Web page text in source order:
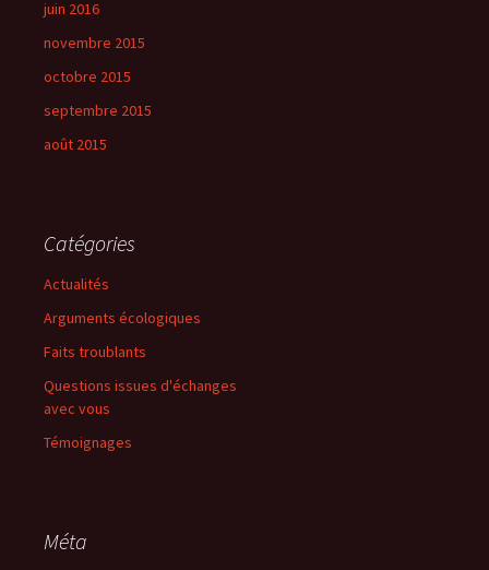
juin 2016
novembre 2015
octobre 2015
septembre 2015
août 2015
Catégories
Actualités
Arguments écologiques
Faits troublants
Questions issues d'échanges
avec vous
Témoignages
Méta